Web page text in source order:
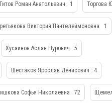
Роман Анатольевич 1 Торгова
Виктория Пантелеймоновна 1
Хусаинов Аслан Нурович 5
Шестаков Ярослав Денисович 4
Софья Николаевна 72